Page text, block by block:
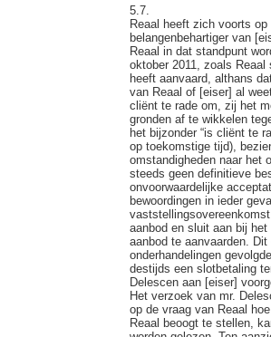
5.7.
Reaal heeft zich voorts
belangenbehartiger van
Reaal in dat standpunt
oktober 2011, zoals
heeft aanvaard, althans
van Reaal of [eiser] al
cliënt te rade om, zij het
gronden af te wikkelen
het bijzonder “is cliënt te
op toekomstige tijd),
omstandigheden naar het
steeds geen definitieve
onvoorwaardelijke
bewoordingen in ieder
aanbod en sluit aan bij
aanbod te aanvaarden.
onderhandelingen
destijds een slotbetaling
Delescen aan [eiser]
Het verzoek van mr.
op de vraag van Reaal
Reaal beoogt te stellen,